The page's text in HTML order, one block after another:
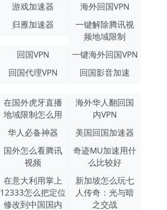
游戏加速器
海外回国VPN
归雁加速器
一键解除腾讯视
频地域限制
回国VPN
一键海外回国VPN
回国代理VPN 回国影音加速
在国外虎牙直播
地域限制怎么用
海外华人翻回国
内VPN
华人必备神器
美国回国加速器
国外怎么看腾讯
视频
奇迹MU加速用什
么比较好
在意大利用掌上
12333怎么把定位
修改到中国国内
新加坡怎么玩七
人传奇：光与暗
之交战